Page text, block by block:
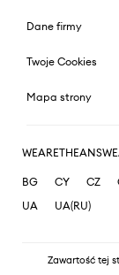
Dane firmy
Twoje Cookies
Mapa strony
BG CY CZ
UA
UA(RU)
Zawartość tej